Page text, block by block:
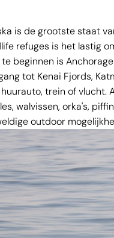
is de grootste staat
refuges is het lastig
beginnen is
tot Kenai Fjords,
trein of vlucht.
walvissen, orka's,
outdoor